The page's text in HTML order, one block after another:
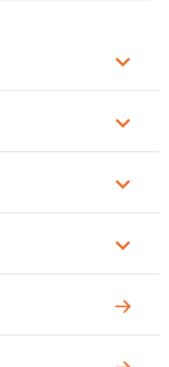
o
O
nás